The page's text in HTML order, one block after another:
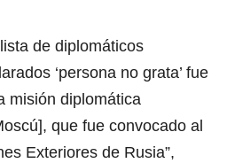
de diplomáticos
‘persona no grata’ fue
misión diplomática
que fue convocado al
Exteriores de Rusia”,